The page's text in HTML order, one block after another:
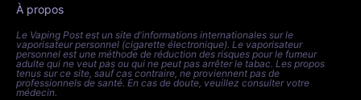
À propos
Le Vaping Post est un site d'informations internationales sur le
vaporisateur personnel (cigarette électronique). Le vaporisateur
personnel est une méthode de réduction des risques pour le fumeur
adulte qui ne veut pas ou qui ne peut pas arrêter le tabac. Les propos
tenus sur ce site, sauf cas contraire, ne proviennent pas de
professionnels de santé. En cas de doute, veuillez consulter votre
médecin.